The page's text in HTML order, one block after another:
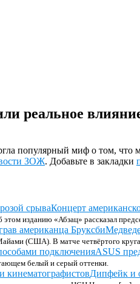
реальное
популярный миф о том, что
ЗОЖ. Добавьте в закладки
Концерт
изданию «Абзац» рассказал
(США). В матче четвёртого
ASUS
белый и серый оттенки.
Дипфейк и